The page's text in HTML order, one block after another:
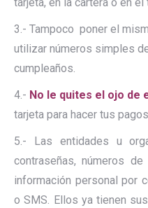
3.- Tampoco poner el
utilizar números simples
cumpleaños.
4.- No le quites el ojo de
tarjeta para hacer tus
5.- Las entidades u
contraseñas, números
información personal por
o SMS. Ellos ya tienen